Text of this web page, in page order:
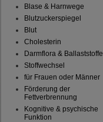
Blase & Harnwege
Blutzuckerspiegel
Blut
Cholesterin
Darmflora & Ballaststoffe
Stoffwechsel
für Frauen oder Männer
Förderung der
Fettverbrennung
Kognitive & psychische
Funktion